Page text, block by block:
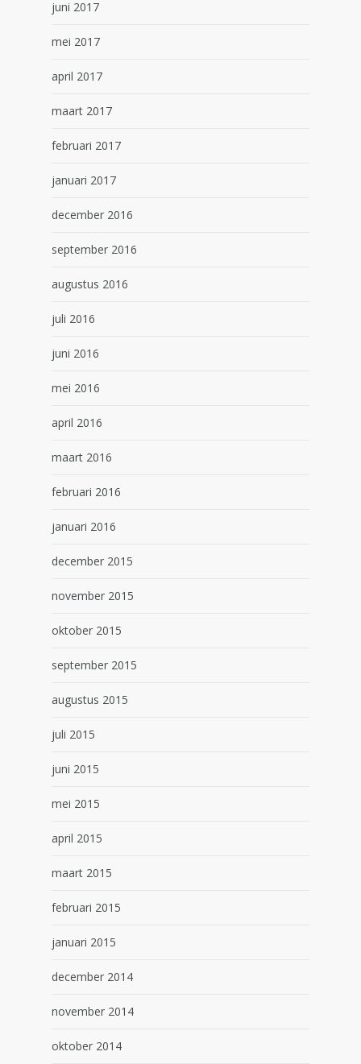
juni 2017
mei 2017
april 2017
maart 2017
februari 2017
januari 2017
december 2016
september 2016
augustus 2016
juli 2016
juni 2016
mei 2016
april 2016
maart 2016
februari 2016
januari 2016
december 2015
november 2015
oktober 2015
september 2015
augustus 2015
juli 2015
juni 2015
mei 2015
april 2015
maart 2015
februari 2015
januari 2015
december 2014
november 2014
oktober 2014